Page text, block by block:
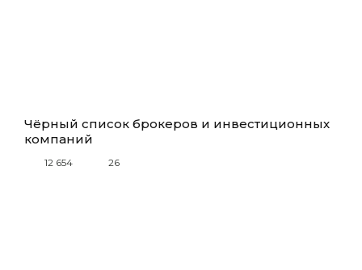
Чёрный список брокеров и инвестиционных
компаний
12 654 26